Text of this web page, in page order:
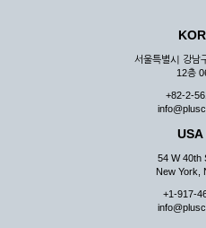
서울특별시 강남
12층
+82-2-
USA
54 W 40th
New York,
+1-917-